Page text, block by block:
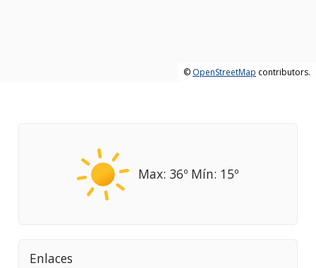
© OpenStreetMap contributors.
Max: 36º Mín: 15º
Enlaces